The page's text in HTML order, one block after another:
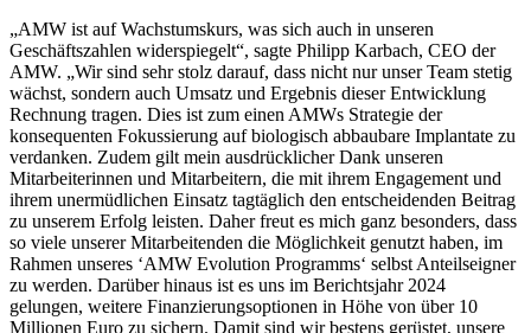
„AMW ist auf Wachstumskurs, was sich auch in unseren
Geschäftszahlen widerspiegelt“, sagte Philipp Karbach, CEO der
AMW. „Wir sind sehr stolz darauf, dass nicht nur unser Team stetig
wächst, sondern auch Umsatz und Ergebnis dieser Entwicklung
Rechnung tragen. Dies ist zum einen AMWs Strategie der
konsequenten Fokussierung auf biologisch abbaubare Implantate zu
verdanken. Zudem gilt mein ausdrücklicher Dank unseren
Mitarbeiterinnen und Mitarbeitern, die mit ihrem Engagement und
ihrem unermüdlichen Einsatz tagtäglich den entscheidenden Beitrag
zu unserem Erfolg leisten. Daher freut es mich ganz besonders, dass
so viele unserer Mitarbeitenden die Möglichkeit genutzt haben, im
Rahmen unseres ‘AMW Evolution Programms‘ selbst Anteilseigner
zu werden. Darüber hinaus ist es uns im Berichtsjahr 2024
gelungen, weitere Finanzierungsoptionen in Höhe von über 10
Millionen Euro zu sichern. Damit sind wir bestens gerüstet, unsere